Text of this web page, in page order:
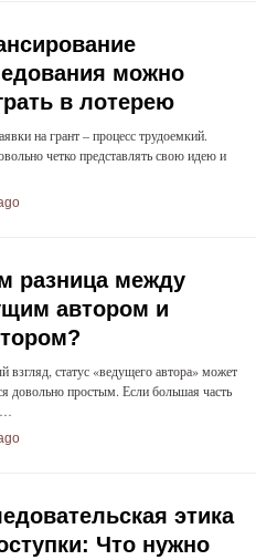
можно
в лотерею
на грант – процесс трудоемкий.
четко представлять свою идею и
разница между
автором и
взгляд, статус «ведущего автора» может
довольно простым. Если большая часть
этика
Что нужно